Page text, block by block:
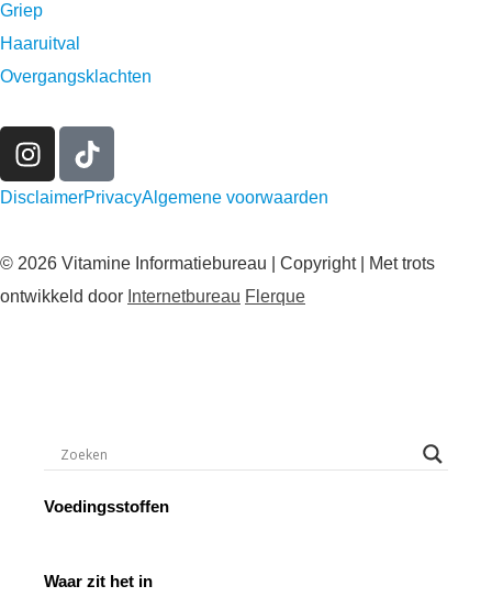
Griep
Haaruitval
Overgangsklachten
DisclaimerPrivacyAlgemene voorwaarden
© 2026 Vitamine Informatiebureau | Copyright | Met trots
ontwikkeld door Internetbureau Flerque
Voedingsstoffen
Waar zit het in